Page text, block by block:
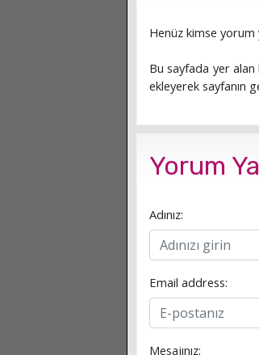
Henüz kimse yorum
Bu sayfada yer alan
ekleyerek sayfanın
Yorum
Adınız:
Email address:
Mesajınız: